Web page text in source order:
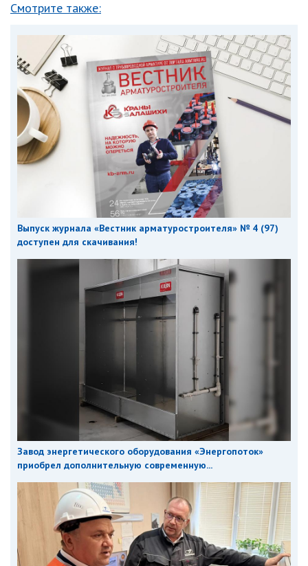
Смотрите также:
Выпуск журнала «Вестник арматуростроителя» № 4 (97)
доступен для скачивания!
Завод энергетического оборудования «Энергопоток»
приобрел дополнительную современную...